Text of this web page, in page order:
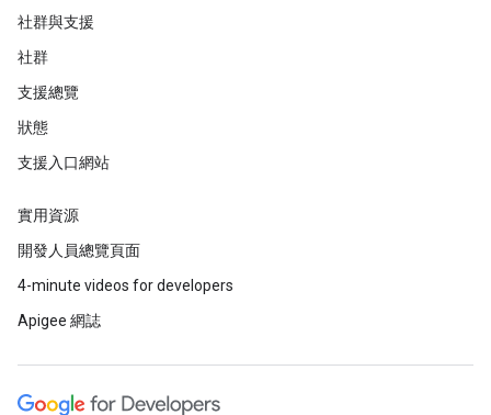
社群與支援
社群
支援總覽
狀態
支援入口網站
實用資源
開發人員總覽頁面
4-minute videos for developers
Apigee 網誌